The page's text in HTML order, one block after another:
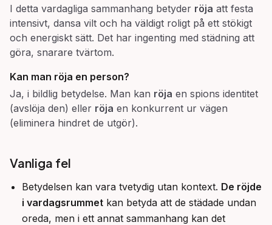
I detta vardagliga sammanhang betyder röja att festa
intensivt, dansa vilt och ha väldigt roligt på ett stökigt
och energiskt sätt. Det har ingenting med städning att
göra, snarare tvärtom.
Kan man röja en person?
Ja, i bildlig betydelse. Man kan röja en spions identitet
(avslöja den) eller röja en konkurrent ur vägen
(eliminera hindret de utgör).
Vanliga fel
Betydelsen kan vara tvetydig utan kontext. De röjde
i vardagsrummet kan betyda att de städade undan
oreda, men i ett annat sammanhang kan det